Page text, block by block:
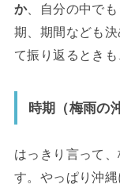
か、自分の中で
期、期間なども
て振り返るとき
時期（梅雨の
はっきり言って
す。やっぱり沖